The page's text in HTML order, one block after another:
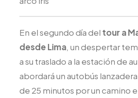
En el segundo día del tour a
desde Lima, un despertar
a su traslado a la estación de
abordará un autobús
de 25 minutos por un camino